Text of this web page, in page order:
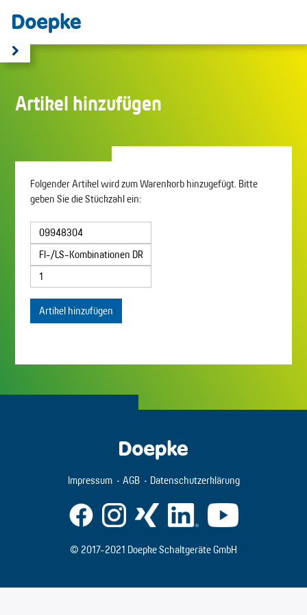
Artikel hinzufügen
Folgender Artikel wird zum Warenkorb hinzugefügt. Bitte
geben Sie die Stückzahl ein:
Artikel hinzufügen
Impressum AGB Datenschutzerklärung
© 2017-2021 Doepke Schaltgeräte GmbH